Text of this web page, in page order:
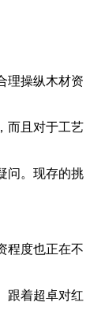
理操纵木材资
而且对于工艺
问。现存的挑
程度也正在不
跟着超卓对红